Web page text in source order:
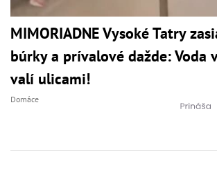
MIMORIADNE Vysoké Tatry
búrky a prívalové dažde: Voda
valí ulicami!
Domáce